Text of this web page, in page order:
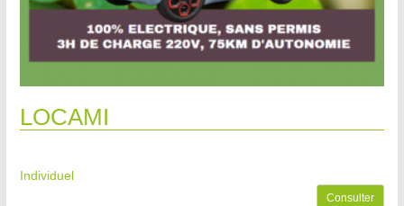
LOCAMI
Individuel
Consulter